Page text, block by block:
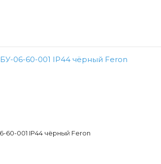
60-001 IP44 чёрный Feron